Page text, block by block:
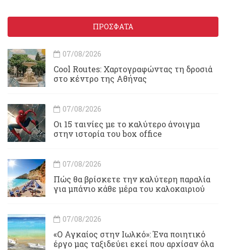
ΠΡΟΣΦΑΤΑ
07/08/2026
Cool Routes: Χαρτογραφώντας τη δροσιά
στο κέντρο της Αθήνας
07/08/2026
Οι 15 ταινίες με το καλύτερο άνοιγμα
στην ιστορία του box office
07/08/2026
Πώς θα βρίσκετε την καλύτερη παραλία
για μπάνιο κάθε μέρα του καλοκαιριού
07/08/2026
«Ο Αγκαίος στην Ιωλκό»: Ένα ποιητικό
έργο μας ταξιδεύει εκεί που αρχίσαν όλα